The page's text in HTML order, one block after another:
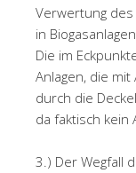
Verwertung
in
Die im
Anlagen, die
durch die
da faktisch kein
3.) Der Wegfall